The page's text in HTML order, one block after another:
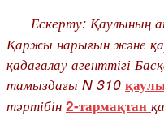
Ескерту: Қаулының
Қаржы нарығын және
қадағалау агенттігі
тамыздағы N 310
тәртібін 2-тармақтан